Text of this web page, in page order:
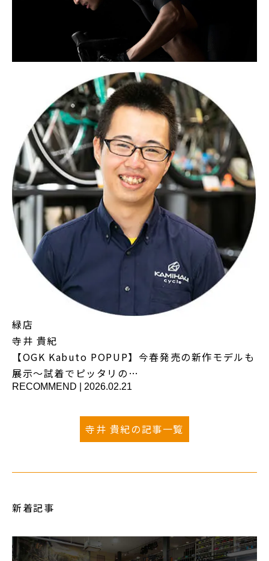
緑店
寺井 貴紀
【OGK Kabuto POPUP】今春発売の新作モデルも
展示～試着でピッタリの…
RECOMMEND 2026.02.21
寺井 貴紀の記事一覧
新着記事